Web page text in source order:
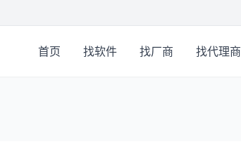
首页 找软件 找厂商 找代理商